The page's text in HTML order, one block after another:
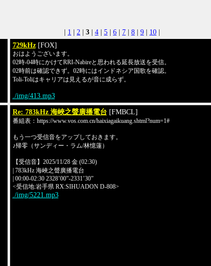
1 2 3 4 5 6 7 8 9 10
729kHz [FOX]
おはようございます。
02時-04時にかけてRRI-Nabireと思われる延長放送を受信。
02時前は確認できず。02時にはインドネシア国歌を確認。
Toli-Toliはキャリアは見えるが音に成らず。
./img/413.mp3
Re: 783kHz 海峽之聲廣播電台 [FMBCL]
番組表：https://www.vos.com.cn/haixiagaikuang.shtml?num=1#
もう一つ受信音をアップしておきます。
♪帰零（サンディー・ラム/林憶蓮）
【受信音】2025/11/28 金 (02:30)
| 783kHz 海峽之聲廣播電台
| 00:00-02:30 2328’00”-2331’30”
<受信地:岩手県 RX:SIHUADON D-808>
./img/5221.mp3